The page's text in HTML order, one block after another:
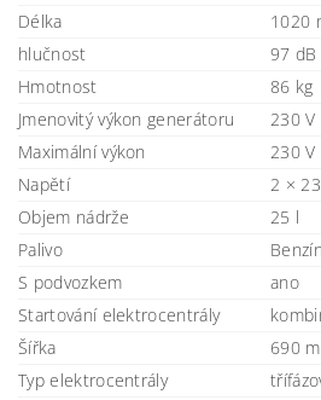
Délka
1020
hlučnost
97 dB
Hmotnost
86 kg
Jmenovitý výkon generátoru
230 V
Maximální výkon
230 V
Napětí
2 ×
Objem nádrže
25 l
Palivo
Benzín
S podvozkem
ano
Startování elektrocentrály
Šířka
690
Typ elektrocentrály